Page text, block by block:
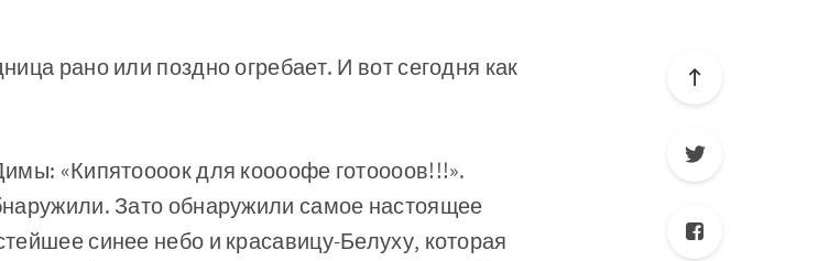
рано или поздно огребает. И вот сегодня как
«Кипятоооок для коооофе готоооов!!!».
Зато обнаружили самое настоящее
синее небо и красавицу-Белуху, которая